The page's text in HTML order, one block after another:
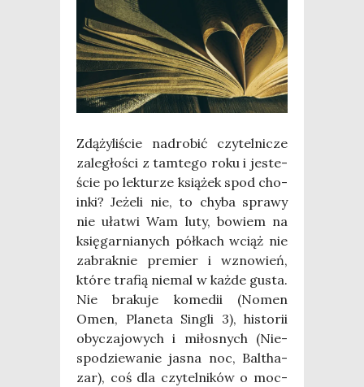
Zdą­ży­li­ście nad­ro­bić czy­tel­ni­cze
zale­gło­ści z tam­te­go roku i jeste­
ście po lek­tu­rze ksią­żek spod cho­
in­ki? Jeże­li nie, to chy­ba spra­wy
nie uła­twi Wam luty, bowiem na
księ­gar­nia­nych pół­kach wciąż nie
zabrak­nie pre­mier i wzno­wień,
któ­re tra­fią nie­mal w każ­de gusta.
Nie bra­ku­je kome­dii (Nomen
Omen, Pla­ne­ta Sin­gli 3), histo­rii
oby­cza­jo­wych i miło­snych (Nie­
spo­dzie­wa­nie jasna noc, Bal­tha­
zar), coś dla czy­tel­ni­ków o moc­